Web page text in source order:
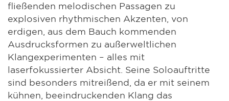
fließenden melodischen Passagen zu
explosiven rhythmischen Akzenten, von
erdigen, aus dem Bauch kommenden
Ausdrucksformen zu außerweltlichen
Klangexperimenten – alles mit
laserfokussierter Absicht. Seine Soloauftritte
sind besonders mitreißend, da er mit seinem
kühnen, beeindruckenden Klang das